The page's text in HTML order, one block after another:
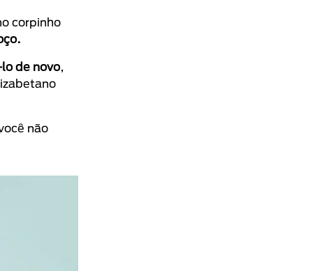
corpinho
de novo,
não